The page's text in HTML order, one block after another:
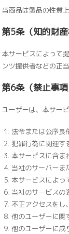
当商品は製品の性質
第5条（知的財産
本サービスによって
ンツ提供者などの正
第6条（禁止事項
ユーザーは、本サー
法令または公序良
犯罪行為に関連す
本サービスに含ま
当社のサーバーま
本サービスによっ
当社のサービスの
不正アクセスをし
他のユーザーに関
他のユーザーに成